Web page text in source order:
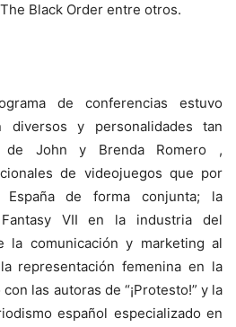
Black Order entre otros.
de conferencias estuvo
diversos y personalidades tan
de John y Brenda Romero ,
de videojuegos que por
de forma conjunta; la
VII en la industria del
la comunicación y marketing al
representación femenina en la
las autoras de “¡Protesto!” y la
español especializado en